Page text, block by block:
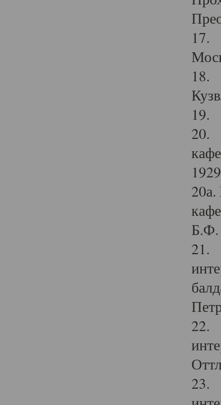
17.
18.
19.
20.
Б.Ф.
21.
22.
23.